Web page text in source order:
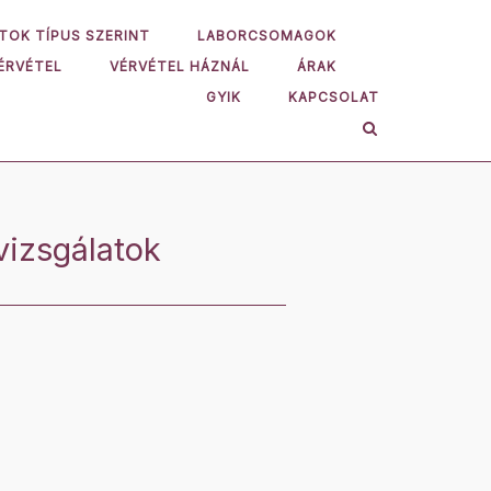
TÍPUS SZERINT
LABORCSOMAGOK
VÉRVÉTEL HÁZNÁL
ÁRAK
GYIK
KAPCSOLAT